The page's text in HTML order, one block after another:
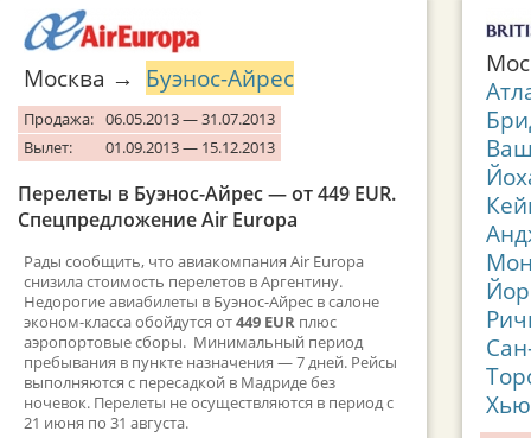
Москва → Буэнос-Айрес
Продажа: 06.05.2013 — 31.07.2013
Вылет:
01.09.2013 — 15.12.2013
Перелеты в Буэнос-Айрес — от 449 EUR.
Спецпредложение Air Europa
Рады сообщить, что авиакомпания Air Europa
снизила стоимость перелетов в Аргентину.
Недорогие авиабилеты в Буэнос-Айрес в салоне
эконом-класса обойдутся от449 EUR плюс
аэропортовые сборы. Минимальный период
пребывания в пункте назначения — 7 дней. Рейсы
выполняются с пересадкой в Мадриде без
ночевок. Перелеты не осуществляются в период с
21 июня по 31 августа.